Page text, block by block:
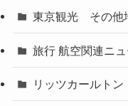
東京観光 その他
旅行 航空関連ニュ
リッツカールトン